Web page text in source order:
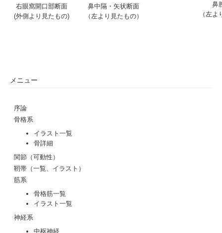
右眼窩開口部断面
(外側より見たもの)
鼻中隔・矢状断面
（左より見たもの）
鼻
（左
メニュー